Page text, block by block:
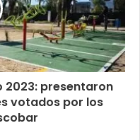
2023: presentaron
votados por los